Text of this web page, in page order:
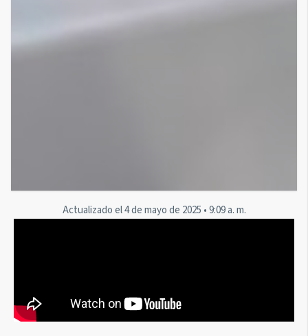
Actualizado el4 de mayo de 2025 •9:09 a. m.